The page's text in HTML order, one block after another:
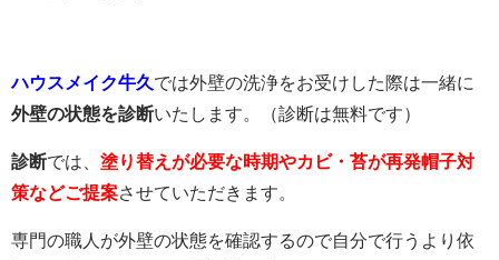
ハウスメイク牛久では外壁の洗浄をお受けした際は一緒に
外壁の状態を診断いたします。（診断は無料です）
診断では、 塗り替えが必要な時期やカビ・苔が再発帽子対
策などご提案させていただきます。
専門の職人が外壁の状態を確認するので自分で行うより依